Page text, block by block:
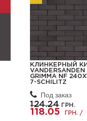
КЛИНКЕРНЫЙ
GRIMMA NF
7-SCHILITZ
Под заказ
124.24ГРН.
118.05 ГРН. /